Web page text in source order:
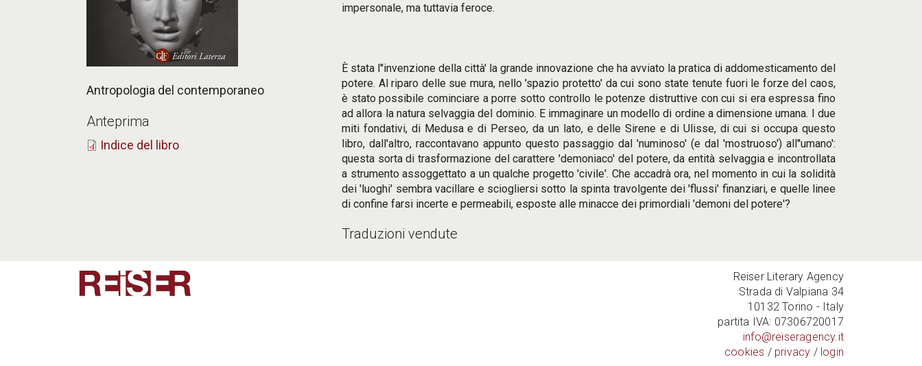
Antropologia del contemporaneo
Anteprima
Indice del libro
impersonale, ma tuttavia feroce.
È stata l''invenzione della città' la grande innovazione che ha avviato la pratica di addomesticamento del
potere. Al riparo delle sue mura, nello 'spazio protetto' da cui sono state tenute fuori le forze del caos,
è stato possibile cominciare a porre sotto controllo le potenze distruttive con cui si era espressa fino
ad allora la natura selvaggia del dominio. E immaginare un modello di ordine a dimensione umana. I due
miti fondativi, di Medusa e di Perseo, da un lato, e delle Sirene e di Ulisse, di cui si occupa questo
libro, dall'altro, raccontavano appunto questo passaggio dal 'numinoso' (e dal 'mostruoso') all''umano':
questa sorta di trasformazione del carattere 'demoniaco' del potere, da entità selvaggia e incontrollata
a strumento assoggettato a un qualche progetto 'civile'. Che accadrà ora, nel momento in cui la solidità
dei 'luoghi' sembra vacillare e sciogliersi sotto la spinta travolgente dei 'flussi' finanziari, e quelle linee
di confine farsi incerte e permeabili, esposte alle minacce dei primordiali 'demoni del potere'?
Traduzioni vendute
Reiser Literary Agency
Strada di Valpiana 34
10132 Torino - Italy
partita IVA: 07306720017
info@reiseragency.it
cookies / privacy / login